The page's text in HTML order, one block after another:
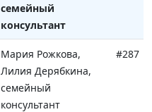
семейный
консультант
Мария Рожкова,
Лилия Дерябкина,
семейный
консультант
#287